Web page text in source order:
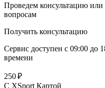
Проведем консультацию
вопросам
Получить консультацию
Сервис доступен с 09:00 до
времени
250 ₽
C XSport Картой